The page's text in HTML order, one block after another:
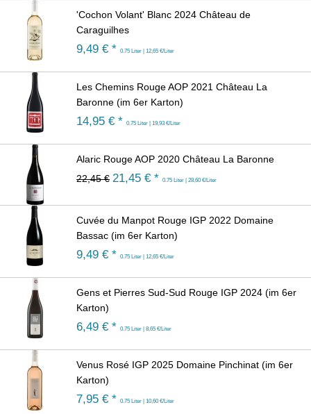
'Cochon Volant' Blanc 2024 Château de
Caraguilhes
9,49 € * 0.75 Liter | 12,65 €/Liter
Les Chemins Rouge AOP 2021 Château La
Baronne (im 6er Karton)
14,95 € * 0.75 Liter | 19,93 €/Liter
Alaric Rouge AOP 2020 Château La Baronne
22,45 € 21,45 € * 0.75 Liter | 28,60 €/Liter
Cuvée du Manpot Rouge IGP 2022 Domaine
Bassac (im 6er Karton)
9,49 € * 0.75 Liter | 12,65 €/Liter
Gens et Pierres Sud-Sud Rouge IGP 2024 (im 6er
Karton)
6,49 € * 0.75 Liter | 8,65 €/Liter
Venus Rosé IGP 2025 Domaine Pinchinat (im 6er
Karton)
7,95 € * 0.75 Liter | 10,60 €/Liter